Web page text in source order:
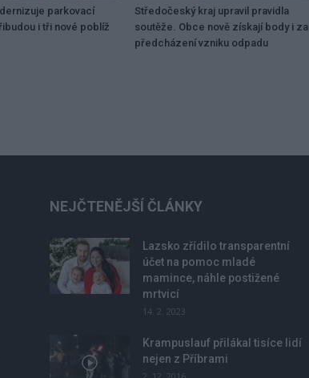
parkovací
i tři nové poblíž
Středočeský kraj upravil pravidla
soutěže. Obce nově získají body i za
předcházení vzniku odpadu
NEJČTENĚJŠÍ ČLÁNKY
Lazsko zřídilo transparentní
účet na pomoc mladé
mamince, náhle postižené
mrtvicí
14. 2. 2023
Krampuslauf přilákal tisíce lidí
nejen z Příbrami
2. 12. 2016